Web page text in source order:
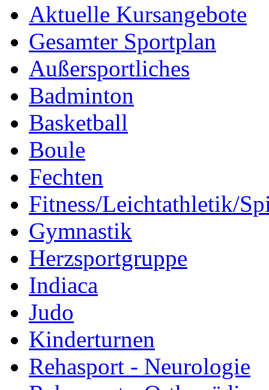
Aktuelle Kursangebote
Gesamter Sportplan
Außersportliches
Badminton
Basketball
Boule
Fechten
Fitness/Leichtathletik/
Gymnastik
Herzsportgruppe
Indiaca
Judo
Kinderturnen
Rehasport - Neurologie